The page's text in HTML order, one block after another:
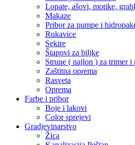
Lopate, ašovi, motike,
Makaze
Pribor za pumpe i
Rukavice
Sekire
Štapovi za biljke
Strune ( najlon ) za trimer i
Zaštitna oprema
Rasveta
Oprema
Farbe i pribor
Boje i lakovi
Color sprejevi
Gradjevinarstvo
Žica